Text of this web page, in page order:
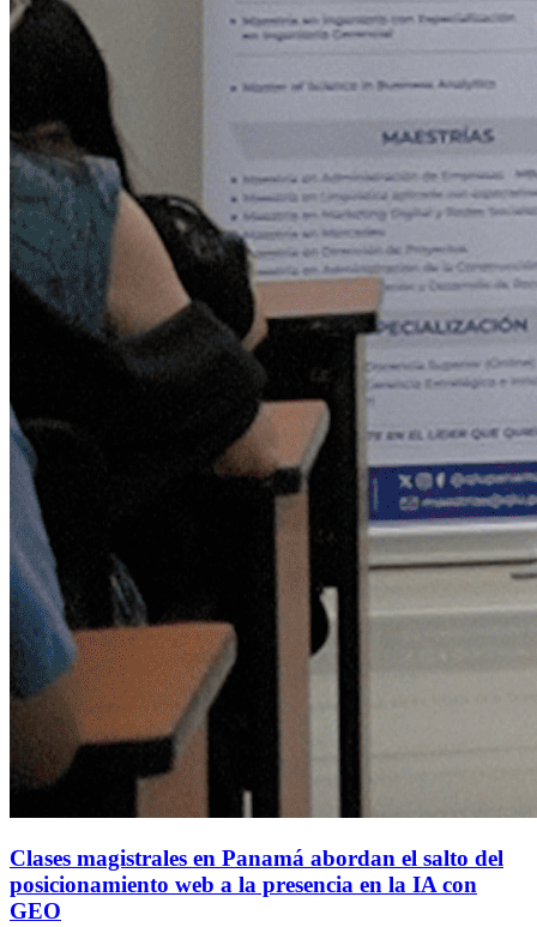
Clases magistrales en Panamá abordan el salto del
posicionamiento web a la presencia en la IA con
GEO